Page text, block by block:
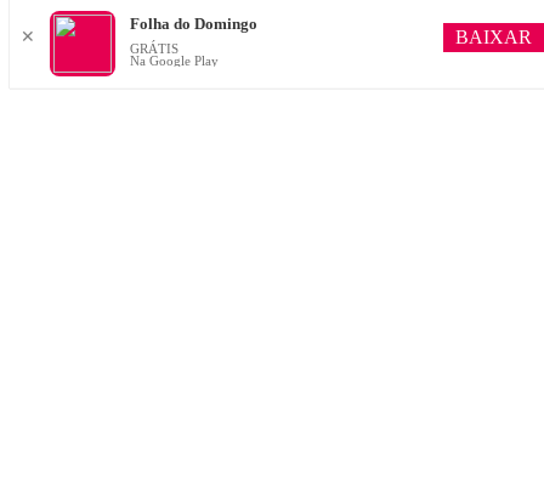
✕
Folha do Domingo
GRÁTIS
Na Google Play
BAIXAR